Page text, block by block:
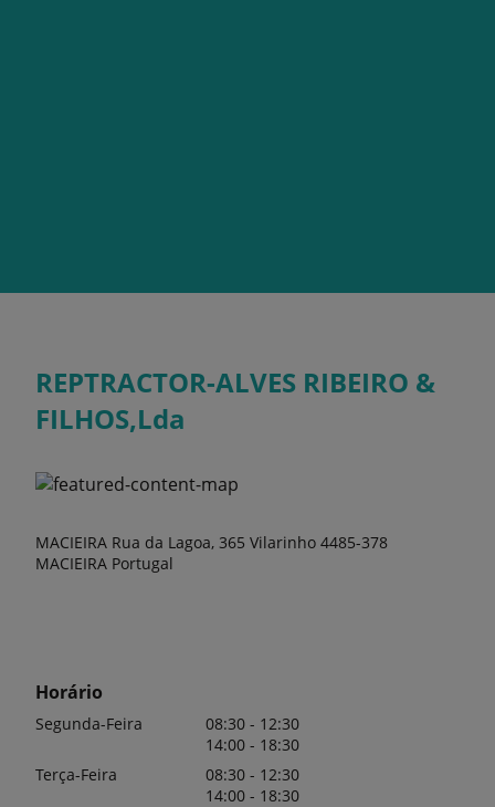
REPTRACTOR-ALVES RIBEIRO &
FILHOS,Lda
MACIEIRA Rua da Lagoa, 365 Vilarinho 4485-378
MACIEIRA Portugal
Horário
Segunda-Feira
08:30 - 12:30
14:00 - 18:30
Terça-Feira
08:30 - 12:30
14:00 - 18:30